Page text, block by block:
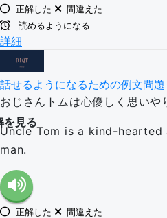
正解した
間違えた
読めるようになる
詳細
話せるようになるための例文問題
おじさんトムは心優しく思いや
を見る
Uncle Tom is a kind-hearted
man.
正解した
間違えた